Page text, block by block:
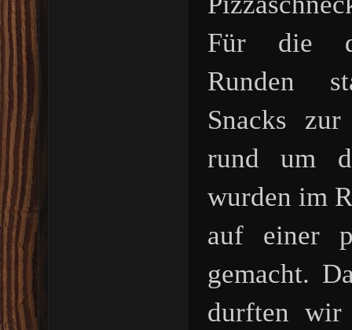
Für die
Runden
Snacks
rund um
wurden im
auf einer
gemacht.
durften wir